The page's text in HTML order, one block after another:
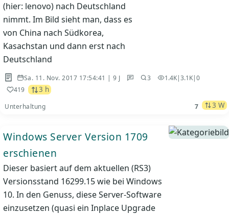
(hier: lenovo) nach Deutschland
nimmt. Im Bild sieht man, dass es
von China nach Südkorea,
Kasachstan und dann erst nach
Deutschland
Sa. 11. Nov. 2017 17:54:41 | 9 J 3 1.4K|3.1K|0
419
3 h
Unterhaltung 7 3 W
Windows Server Version 1709
erschienen
Dieser basiert auf dem aktuellen (RS3)
Versionsstand 16299.15 wie bei Windows
10. In den Genuss, diese Server-Software
einzusetzen (quasi ein Inplace Upgrade